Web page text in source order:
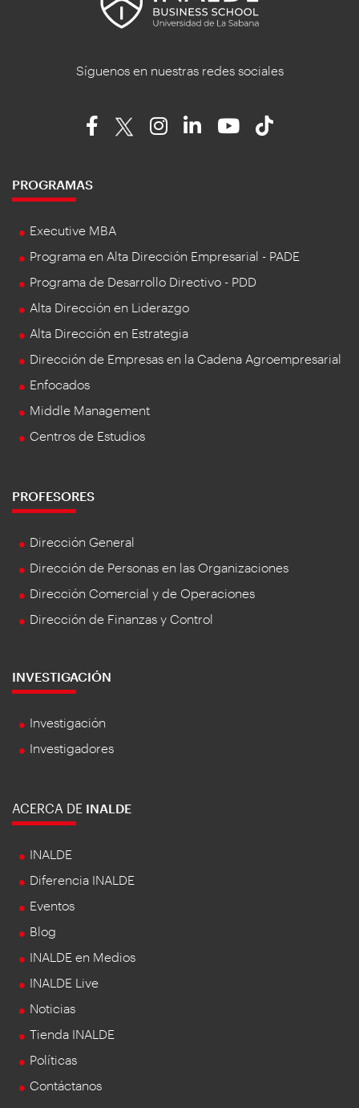
Síguenos en nuestras redes sociales
PROGRAMAS
Executive MBA
Programa en Alta Dirección Empresarial - PADE
Programa de Desarrollo Directivo - PDD
Alta Dirección en Liderazgo
Alta Dirección en Estrategia
Dirección de Empresas en la Cadena Agroempresarial
Enfocados
Middle Management
Centros de Estudios
PROFESORES
Dirección General
Dirección de Personas en las Organizaciones
Dirección Comercial y de Operaciones
Dirección de Finanzas y Control
INVESTIGACIÓN
Investigación
Investigadores
ACERCA DE INALDE
INALDE
Diferencia INALDE
Eventos
Blog
INALDE en Medios
INALDE Live
Noticias
Tienda INALDE
Políticas
Contáctanos